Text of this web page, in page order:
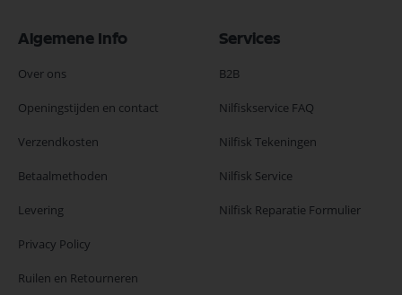
Algemene Info
Over ons
Openingstijden en contact
Verzendkosten
Betaalmethoden
Levering
Privacy Policy
Ruilen en Retourneren
Services
B2B
Nilfiskservice FAQ
Nilfisk Tekeningen
Nilfisk Service
Nilfisk Reparatie Formulier